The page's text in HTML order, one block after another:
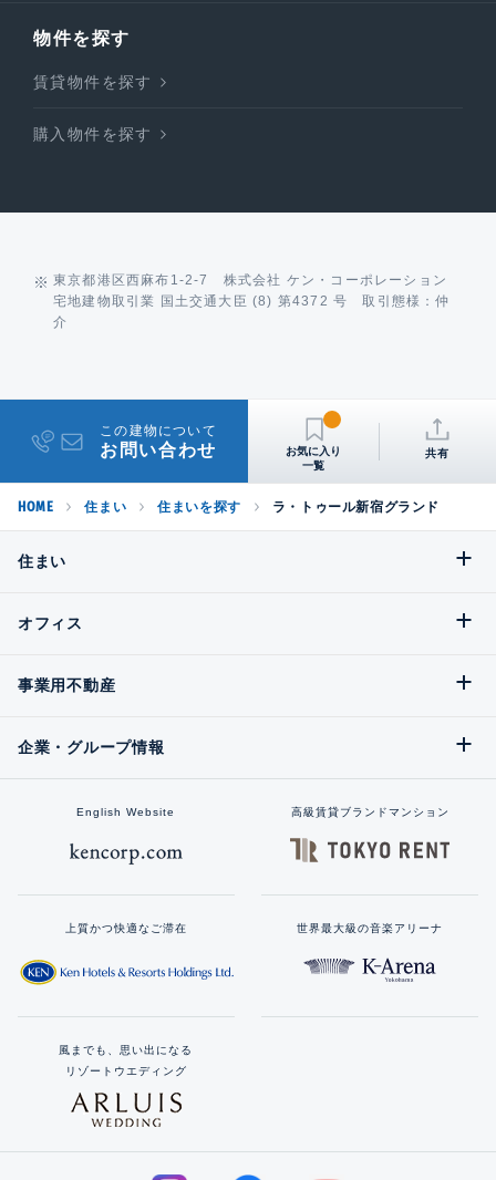
物件を探す
賃貸物件を探す
購入物件を探す
東京都港区西麻布1-2-7 株式会社 ケン・コーポレーション
宅地建物取引業 国土交通大臣 (8) 第4372 号 取引態様：仲
介
この建物について
お問い合わせ 共有
HOME 住まい 住まいを探す ラ・トゥール新宿グランド
住まい
オフィス
事業用不動産
企業・グループ情報
English Website 高級賃貸ブランドマンション
上質かつ快適なご滞在 世界最大級の音楽アリーナ
風までも、思い出になる
リゾートウエディング